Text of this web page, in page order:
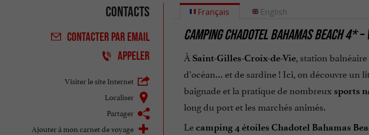
Contacts
CONTACTER PAR EMAIL
APPELER
Visiter le site Internet
Localiser
Partager
Ajouter à mon carnet de voyage
Français
CAMPING CHADOTEL BAHAMAS BEACH 4* –
À Saint-Gilles-Croix-de-Vie, station
d’océan… et de sardine ! Ici, on découvre un
baignade et la pratique de nombreux sports
long du port et les marchés animés.
Lecamping 4 étoiles Chadotel Bahamas
English